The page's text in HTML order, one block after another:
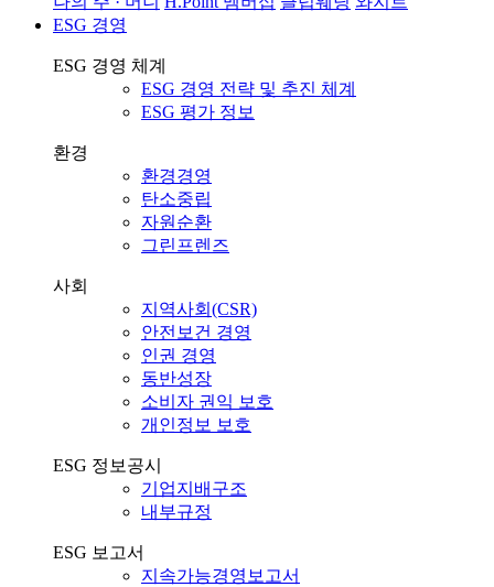
ESG 경영
ESG 경영 체계
ESG 경영 전략 및 추진 체계
ESG 평가 정보
환경
환경경영
탄소중립
자원순환
그린프렌즈
사회
지역사회(CSR)
안전보건 경영
인권 경영
동반성장
소비자 권익 보호
개인정보 보호
ESG 정보공시
기업지배구조
내부규정
ESG 보고서
지속가능경영보고서